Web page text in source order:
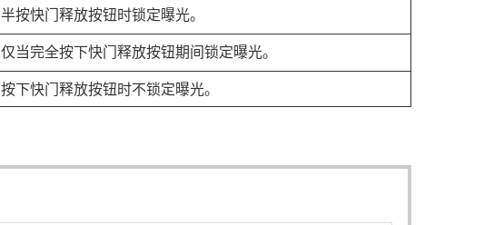
半按快门释放按钮时锁定曝光。
仅当完全按下快门释放按钮期间锁定曝光。
按下快门释放按钮时不锁定曝光。